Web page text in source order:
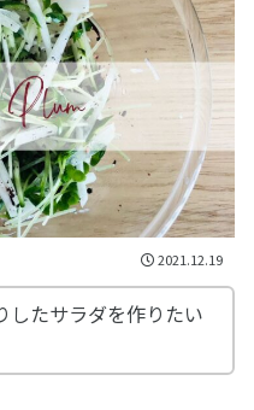
2021.12.19
したサラダを作りたい